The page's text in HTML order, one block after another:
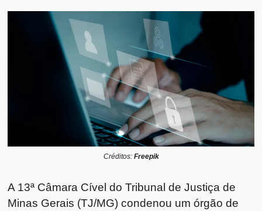
Créditos: Freepik
A 13ª Câmara Cível do Tribunal de Justiça de
Minas Gerais (TJ/MG) condenou um órgão de